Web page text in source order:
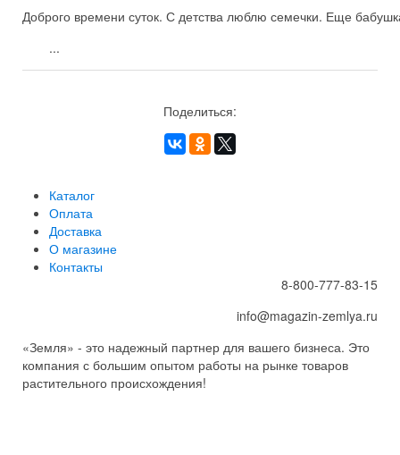
Доброго времени суток. С детства люблю семечки. Еще
...
Поделиться:
Каталог
Оплата
Доставка
О магазине
Контакты
8-800-777-83-15
info@magazin-zemlya.ru
«Земля» - это надежный партнер для вашего бизнеса. Это
компания с большим опытом работы на рынке товаров
растительного происхождения!